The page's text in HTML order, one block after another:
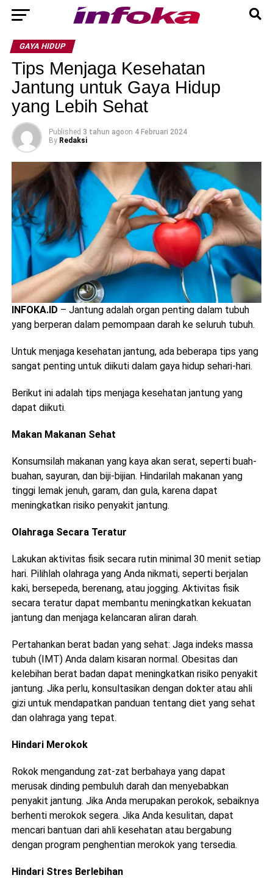
GAYA HIDUP
Tips Menjaga Kesehatan
Jantung untuk Gaya Hidup
yang Lebih Sehat
Published 3 tahun agoon 4 Februari 2024
By Redaksi
INFOKA.ID – Jantung adalah organ penting dalam tubuh
yang berperan dalam pemompaan darah ke seluruh tubuh.
Untuk menjaga kesehatan jantung, ada beberapa tips yang
sangat penting untuk diikuti dalam gaya hidup sehari-hari.
Berikut ini adalah tips menjaga kesehatan jantung yang
dapat diikuti.
Makan Makanan Sehat
Konsumsilah makanan yang kaya akan serat, seperti buah-
buahan, sayuran, dan biji-bijian. Hindarilah makanan yang
tinggi lemak jenuh, garam, dan gula, karena dapat
meningkatkan risiko penyakit jantung.
Olahraga Secara Teratur
Lakukan aktivitas fisik secara rutin minimal 30 menit setiap
hari. Pilihlah olahraga yang Anda nikmati, seperti berjalan
kaki, bersepeda, berenang, atau jogging. Aktivitas fisik
secara teratur dapat membantu meningkatkan kekuatan
jantung dan menjaga kelancaran aliran darah.
Pertahankan berat badan yang sehat: Jaga indeks massa
tubuh (IMT) Anda dalam kisaran normal. Obesitas dan
kelebihan berat badan dapat meningkatkan risiko penyakit
jantung. Jika perlu, konsultasikan dengan dokter atau ahli
gizi untuk mendapatkan panduan tentang diet yang sehat
dan olahraga yang tepat.
Hindari Merokok
Rokok mengandung zat-zat berbahaya yang dapat
merusak dinding pembuluh darah dan menyebabkan
penyakit jantung. Jika Anda merupakan perokok, sebaiknya
berhenti merokok segera. Jika Anda kesulitan, dapat
mencari bantuan dari ahli kesehatan atau bergabung
dengan program penghentian merokok yang tersedia.
Hindari Stres Berlebihan